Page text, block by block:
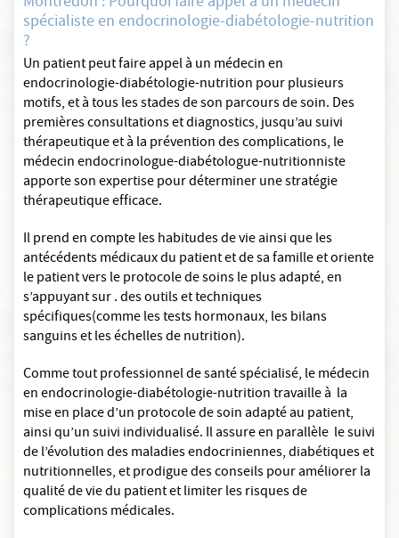
spécialiste en endocrinologie-diabétologie-nutrition
?
Un patient peut faire appel à un médecin en
endocrinologie-diabétologie-nutrition pour plusieurs
motifs, et à tous les stades de son parcours de soin. Des
premières consultations et diagnostics, jusqu’au suivi
thérapeutique et à la prévention des complications, le
médecin endocrinologue-diabétologue-nutritionniste
apporte son expertise pour déterminer une stratégie
thérapeutique efficace.
Il prend en compte les habitudes de vie ainsi que les
antécédents médicaux du patient et de sa famille et oriente
le patient vers le protocole de soins le plus adapté, en
s’appuyant sur . des outils et techniques
spécifiques(comme les tests hormonaux, les bilans
sanguins et les échelles de nutrition).
Comme tout professionnel de santé spécialisé, le médecin
en endocrinologie-diabétologie-nutrition travaille à la
mise en place d’un protocole de soin adapté au patient,
ainsi qu’un suivi individualisé. Il assure en parallèle le suivi
de l’évolution des maladies endocriniennes, diabétiques et
nutritionnelles, et prodigue des conseils pour améliorer la
qualité de vie du patient et limiter les risques de
complications médicales.